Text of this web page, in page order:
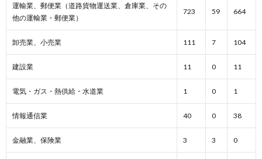
運輸業、郵便業（道路貨物運送業、倉庫業、その
他の運輸業・郵便業）
723 59 664
卸売業、小売業 111 7 104
建設業 11 0 11
電気・ガス・熱供給・水道業 1 0 1
情報通信業 40 0 38
金融業、保険業 3 3 0